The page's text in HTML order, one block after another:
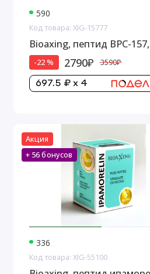
590
Код товара: XIG-15777
Bioaxing, пептид BPC-
-22 % 2790₽ 3590₽
697.5 ₽ x 4
Акция
+ 56 бонусов
336
Код товара: XIG-55100